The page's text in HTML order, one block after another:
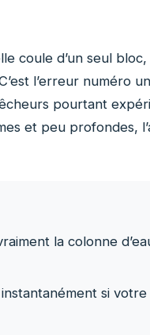
coule d’un seul
l’erreur numéro
pourtant
et peu profondes,
la colonne
si